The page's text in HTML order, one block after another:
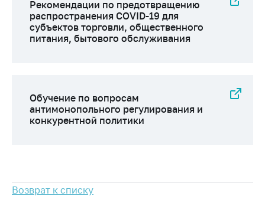
Важное на сайте
Сообщить о росте
цен
медицинского
назначения и
медицинскую
(отсутствия)
Рекомендации по предотвращению
распространения COVID-19 для
субъектов торговли, общественного
питания, бытового обслуживания
Обучение по вопросам
антимонопольного регулирования и
конкурентной политики
Возврат к списку